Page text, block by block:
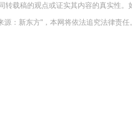
转载稿的观点或证实其内容的真实性。
：新东方"，本网将依法追究法律责任